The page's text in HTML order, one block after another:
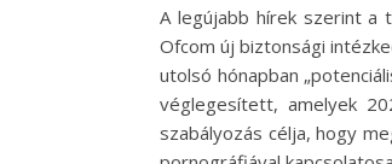
A legújabb hírek szerint a
Ofcom új biztonsági
utolsó hónapban
véglegesített, amelyek
szabályozás célja, hogy